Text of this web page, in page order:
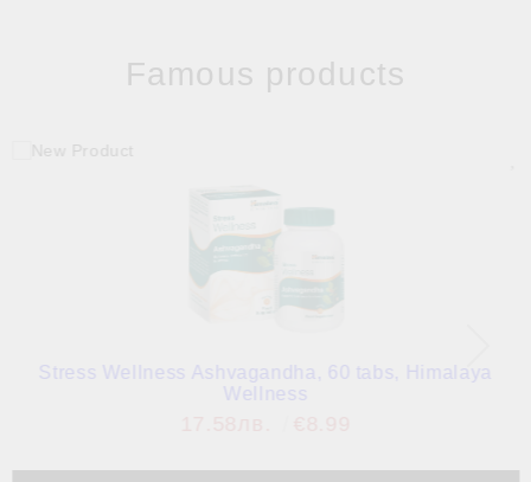
Famous products
Stress Wellness Ashvagandha, 60 tabs, Himalaya
Wellness